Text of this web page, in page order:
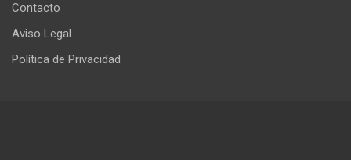
Contacto
Aviso Legal
Política de Privacidad